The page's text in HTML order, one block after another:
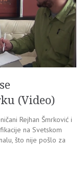
(Video)
Rejhan Šmrković i
na Svetskom
što nije pošlo za